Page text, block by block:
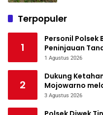
Terpopuler
1
Personil Polsek
Peninjauan
Ketahanan
1 Agustus 2026
2
Dukung
Mojowarno
Tanaman Jagung
3 Agustus 2026